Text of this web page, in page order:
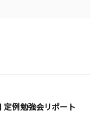
定例勉強会リポート